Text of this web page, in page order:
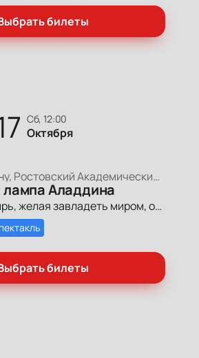
билеты
сб, 12:00
Октября
Ростов-на-Дону, Ростовский Академический Театр Драмы, Большая сцена
Аладдина
Коварный визирь, желая завладеть миром, отправляет на поиски волшебной лампы, в которой таится всемогущий джинн. Находчивому юноше Аладдину предстоит пройти через множество опасных приключений, но ему помогут любовь к царевне и дружба волшебника джинна.
билеты